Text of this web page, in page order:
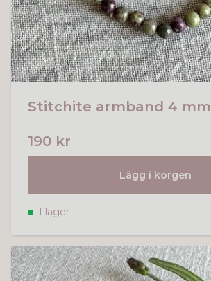
Stitchite armband 4 mm
190 kr
Lägg i korgen
I lager